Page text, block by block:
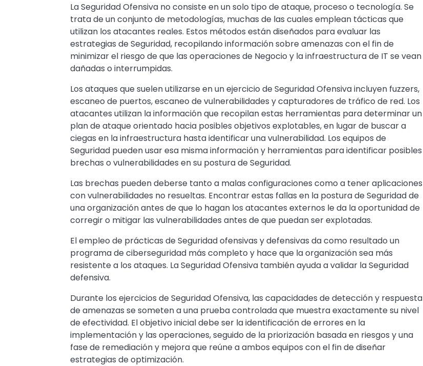
La Seguridad Ofensiva no consiste en un solo tipo de ataque, proceso o tecnología. Se
trata de un conjunto de metodologías, muchas de las cuales emplean tácticas que
utilizan los atacantes reales. Estos métodos están diseñados para evaluar las
estrategias de Seguridad, recopilando información sobre amenazas con el fin de
minimizar el riesgo de que las operaciones de Negocio y la infraestructura de IT se vean
dañadas o interrumpidas.
Los ataques que suelen utilizarse en un ejercicio de Seguridad Ofensiva incluyen fuzzers,
escaneo de puertos, escaneo de vulnerabilidades y capturadores de tráfico de red. Los
atacantes utilizan la información que recopilan estas herramientas para determinar un
plan de ataque orientado hacia posibles objetivos explotables, en lugar de buscar a
ciegas en la infraestructura hasta identificar una vulnerabilidad. Los equipos de
Seguridad pueden usar esa misma información y herramientas para identificar posibles
brechas o vulnerabilidades en su postura de Seguridad.
Las brechas pueden deberse tanto a malas configuraciones como a tener aplicaciones
con vulnerabilidades no resueltas. Encontrar estas fallas en la postura de Seguridad de
una organización antes de que lo hagan los atacantes externos le da la oportunidad de
corregir o mitigar las vulnerabilidades antes de que puedan ser explotadas.
El empleo de prácticas de Seguridad ofensivas y defensivas da como resultado un
programa de ciberseguridad más completo y hace que la organización sea más
resistente a los ataques. La Seguridad Ofensiva también ayuda a validar la Seguridad
defensiva.
Durante los ejercicios de Seguridad Ofensiva, las capacidades de detección y respuesta
de amenazas se someten a una prueba controlada que muestra exactamente su nivel
de efectividad. El objetivo inicial debe ser la identificación de errores en la
implementación y las operaciones, seguido de la priorización basada en riesgos y una
fase de remediación y mejora que reúne a ambos equipos con el fin de diseñar
estrategias de optimización.